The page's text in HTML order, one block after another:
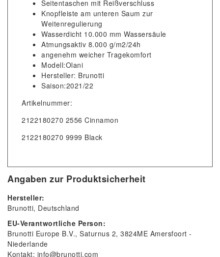
Seitentaschen mit Reißverschluss
Knopfleiste am unteren Saum zur
Weitenregulierung
Wasserdicht 10.000 mm Wassersäule
Atmungsaktiv 8.000 g/m2/24h
angenehm weicher Tragekomfort
Modell:Olani
Hersteller: Brunotti
Saison:2021/22
Artikelnummer:
2122180270 2556 Cinnamon
2122180270 9999 Black
Angaben zur Produktsicherheit
Hersteller:
Brunotti Deutschland
EU-Verantwortliche Person:
Brunotti Europe B.V. Saturnus 2 3824ME Amersfoort
Niederlande
Kontakt: info@brunotti.com